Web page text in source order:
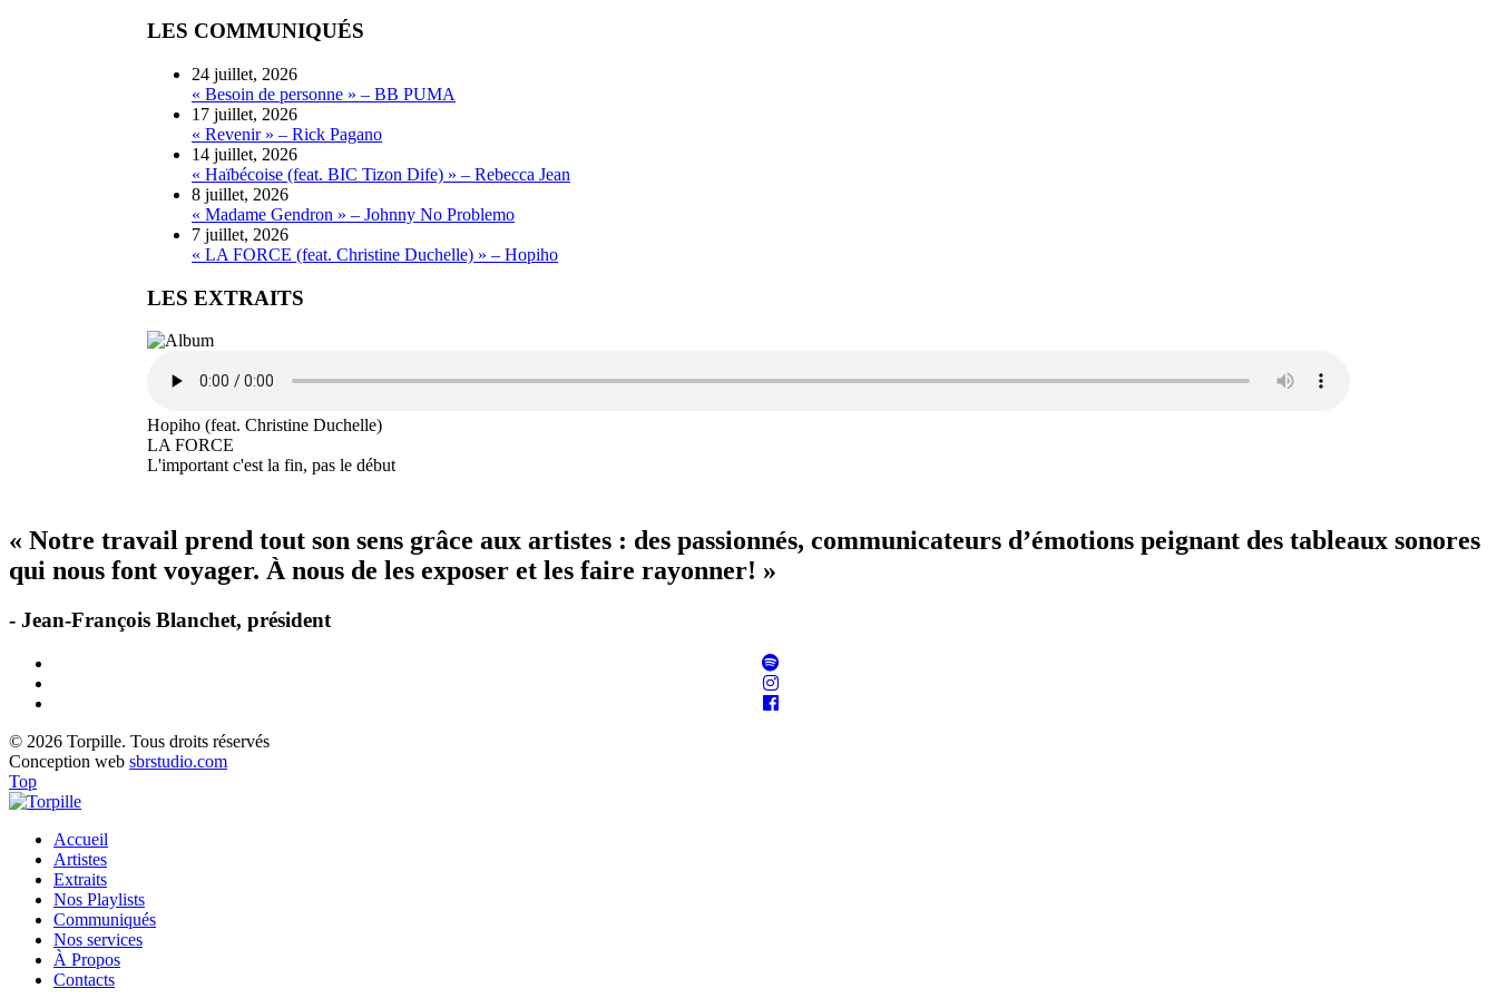
LES COMMUNIQUÉS
24 juillet, 2026
« Besoin de personne » – BB PUMA
17 juillet, 2026
« Revenir » – Rick Pagano
14 juillet, 2026
« Haïbécoise (feat. BIC Tizon Dife) » – Rebecca Jean
8 juillet, 2026
« Madame Gendron » – Johnny No Problemo
7 juillet, 2026
« LA FORCE (feat. Christine Duchelle) » – Hopiho
LES EXTRAITS
Hopiho (feat. Christine Duchelle)
LA FORCE
L'important c'est la fin, pas le début
« Notre travail prend tout son sens grâce aux artistes : des passionnés, communicateurs d’émotions peignant des tableaux sonores
qui nous font voyager. À nous de les exposer et les faire rayonner! »
- Jean-François Blanchet, président
© 2026 Torpille. Tous droits réservés
Conception web sbrstudio.com
Top
Accueil
Artistes
Extraits
Nos Playlists
Communiqués
Nos services
À Propos
Contacts